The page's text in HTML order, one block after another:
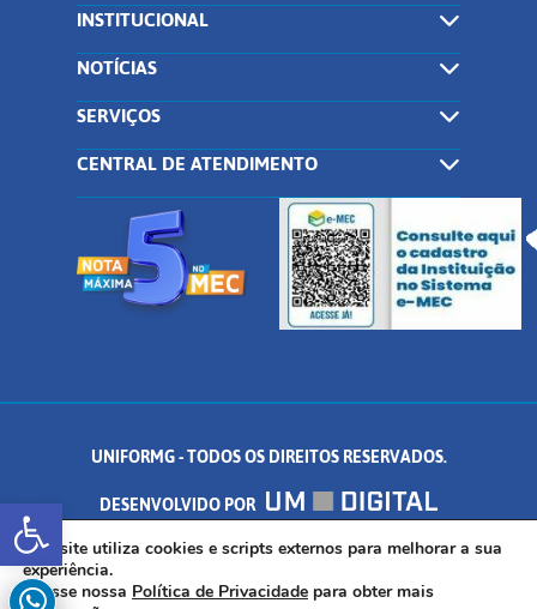
Abrir a barra de ferramentas
INSTITUCIONAL
NOTÍCIAS
SERVIÇOS
CENTRAL DE ATENDIMENTO
UNIFORMG - TODOS OS DIREITOS RESERVADOS.
DESENVOLVIDO POR
AV. DR. ARNALDO DE SENNA, 328 - PALMEIRAS, FORMIGA/MG - CEP:
35.574.530
Este site utiliza cookies e scripts externos para melhorar a sua
experiência.
Acesse nossa Política de Privacidade para obter mais